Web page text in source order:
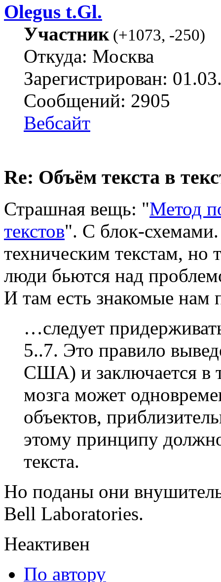
Olegus t.Gl.
Участник(+1073, -250)
Откуда: Москва
Зарегистрирован:
Сообщений: 2905
Вебсайт
Re: Объём текста в
Страшная вещь: "Метод
текстов". С блок-
техническим текстам, но
люди бьются над
И там есть знакомые нам
…следует
5..7. Это правило
США) и заключается в
мозга может
объектов,
этому принципу
текста.
Но поданы они
Bell Laboratories.
Неактивен
По автору